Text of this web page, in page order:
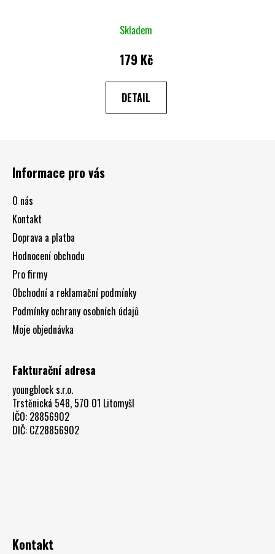
Skladem
179 Kč
DETAIL
Informace pro vás
O nás
Kontakt
Doprava a platba
Hodnocení obchodu
Pro firmy
Obchodní a reklamační podmínky
Podmínky ochrany osobních údajů
Moje objednávka
Fakturační adresa
youngblock s.r.o.
Trstěnická 548, 570 01 Litomyšl
IČO: 28856902
DIČ: CZ28856902
Kontakt